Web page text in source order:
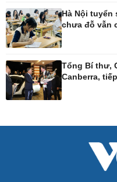
Công nghệ
Sành điệu
Tin Công nghệ
Trải nghiệm
Chuyển đổi số
Hà Nội tuyển
chưa đỗ vẫn
Tổng Bí thư,
Canberra,